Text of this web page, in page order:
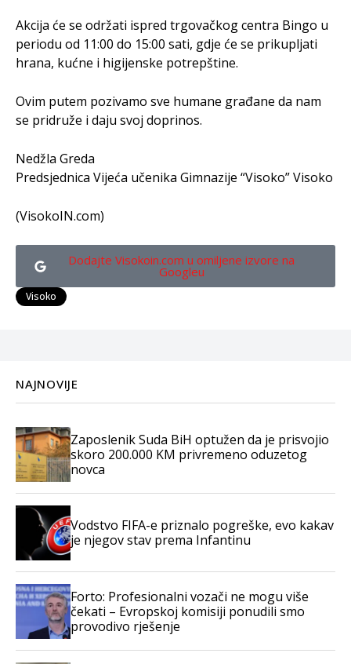
Akcija će se održati ispred trgovačkog centra Bingo u
periodu od 11:00 do 15:00 sati, gdje će se prikupljati
hrana, kućne i higijenske potrepštine.
Ovim putem pozivamo sve humane građane da nam
se pridruže i daju svoj doprinos.
Nedžla Greda
Predsjednica Vijeća učenika Gimnazije “Visoko” Visoko
(VisokoIN.com)
Dodajte Visokoin.com u omiljene izvore na
Googleu
Visoko
NAJNOVIJE
Zaposlenik Suda BiH optužen da je prisvojio
skoro 200.000 KM privremeno oduzetog
novca
Vodstvo FIFA-e priznalo pogreške, evo kakav
je njegov stav prema Infantinu
Forto: Profesionalni vozači ne mogu više
čekati – Evropskoj komisiji ponudili smo
provodivo rješenje